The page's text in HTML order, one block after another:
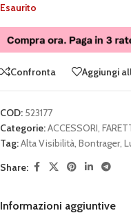
Esaurito
Confronta Aggiungi
COD: 523177
Categorie:ACCESSORI,
Tag:Alta Visibilità, Bontrager,
Share:
Informazioni aggiuntive